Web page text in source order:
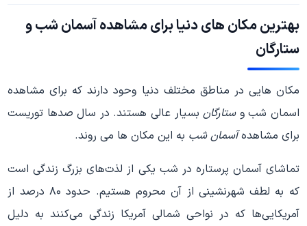
2017 اکتبر
19,
2017
بهترین مکان های دنیا برای مشاهده آسمان شب و
ستارگان
مکان هایی در مناطق مختلف دنیا وحود دارند که برای مشاهده
اسمان شب وستارگانبسیار عالی هستند. در سال صدها توریست
برای مشاهدهآسمان شب به این مکان ها می روند.
تماشای آسمان پرستاره در شب یکی از لذت‌های بزرگ زندگی است
که به لطف شهرنشینی از آن محروم هستیم. حدود ۸۰ درصد از
آمریکایی‌ها که در نواحی شمالی آمریکا زندگی می‌کنند به دلیل